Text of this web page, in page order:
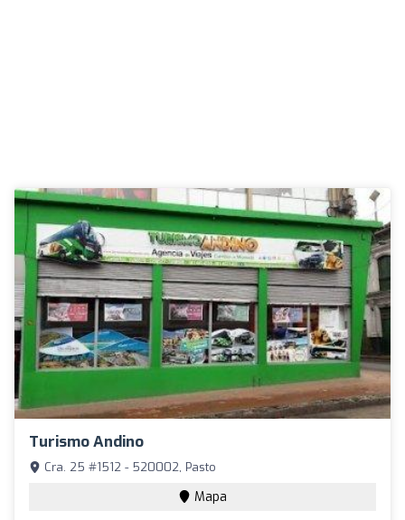
Turismo Andino
Cra. 25 #1512 - 520002, Pasto
Mapa